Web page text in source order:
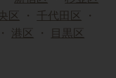
区 ・ 千代田区
・
・ 港区 ・ 目黒区